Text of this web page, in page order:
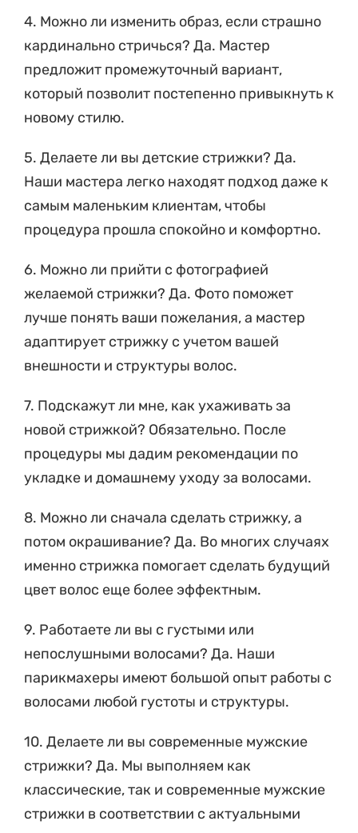
кардинально стричься? Да. Мастер
предложит промежуточный вариант,
который позволит постепенно привыкнуть к
новому стилю.
Наши мастера легко находят подход даже к
самым маленьким клиентам, чтобы
процедура прошла спокойно и комфортно.
желаемой стрижки? Да. Фото поможет
лучше понять ваши пожелания, а мастер
адаптирует стрижку с учетом вашей
внешности и структуры волос.
новой стрижкой? Обязательно. После
процедуры мы дадим рекомендации по
укладке и домашнему уходу за волосами.
потом окрашивание? Да. Во многих случаях
именно стрижка помогает сделать будущий
цвет волос еще более эффектным.
непослушными волосами? Да. Наши
парикмахеры имеют большой опыт работы с
волосами любой густоты и структуры.
стрижки? Да. Мы выполняем как
классические, так и современные мужские
стрижки в соответствии с актуальными
тенденциями.